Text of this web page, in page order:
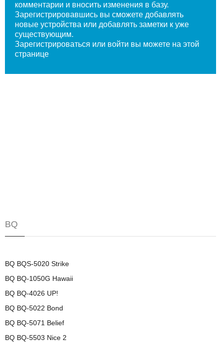
комментарии и вносить изменения в базу.
Зарегистрировавшись вы сможете добавлять
новые устройства или добавлять заметки к уже
существующим.
Зарегистрироваться или войти вы можете на этой
странице
BQ
BQ BQS-5020 Strike
BQ BQ-1050G Hawaii
BQ BQ-4026 UP!
BQ BQ-5022 Bond
BQ BQ-5071 Belief
BQ BQ-5503 Nice 2